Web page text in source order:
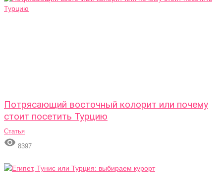
Потрясающий восточный колорит или почему
стоит посетить Турцию
Статья
 8397